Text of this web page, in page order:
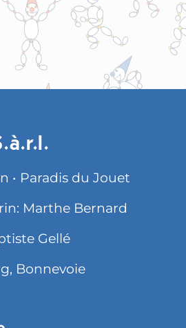
• Paradis du Jouet
Marthe Bernard
Gellé
Bonnevoie